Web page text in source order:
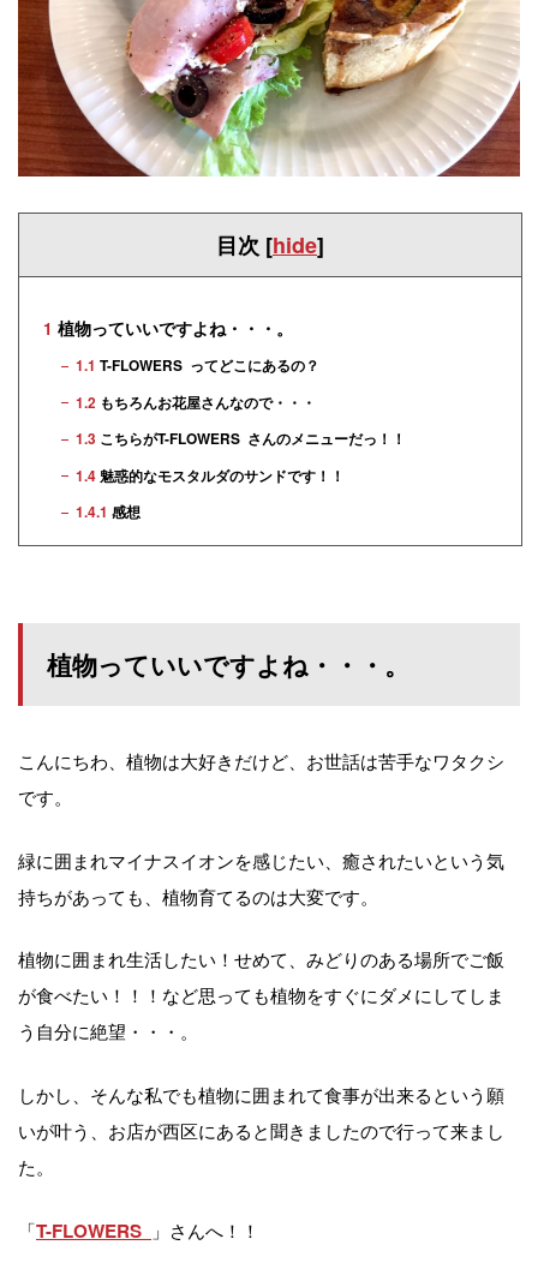
目次 [hide]
1 植物っていいですよね・・・。
1.1 T-FLOWERS ってどこにあるの？
1.2 もちろんお花屋さんなので・・・
1.3 こちらがT-FLOWERS さんのメニューだっ！！
1.4 魅惑的なモスタルダのサンドです！！
1.4.1 感想
植物っていいですよね・・・。
こんにちわ、植物は大好きだけど、お世話は苦手なワタクシ
です。
緑に囲まれマイナスイオンを感じたい、癒されたいという気
持ちがあっても、植物育てるのは大変です。
植物に囲まれ生活したい！せめて、みどりのある場所でご飯
が食べたい！！！など思っても植物をすぐにダメにしてしま
う自分に絶望・・・。
しかし、そんな私でも植物に囲まれて食事が出来るという願
いが叶う、お店が西区にあると聞きましたので行って来まし
た。
「T-FLOWERS 」さんへ！！